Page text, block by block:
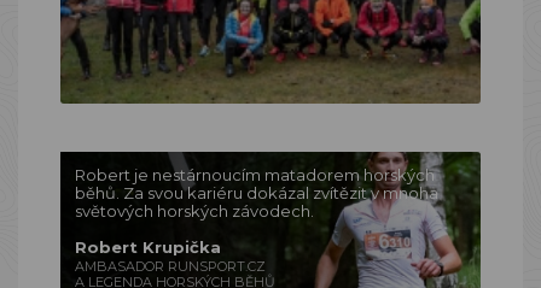
Robert je nestárnoucím matadorem horských
běhů. Za svou kariéru dokázal zvítězit v mnoha
světových horských závodech.
Robert Krupička
AMBASADOR RUNSPORT.CZ
A LEGENDA HORSKÝCH BĚHŮ